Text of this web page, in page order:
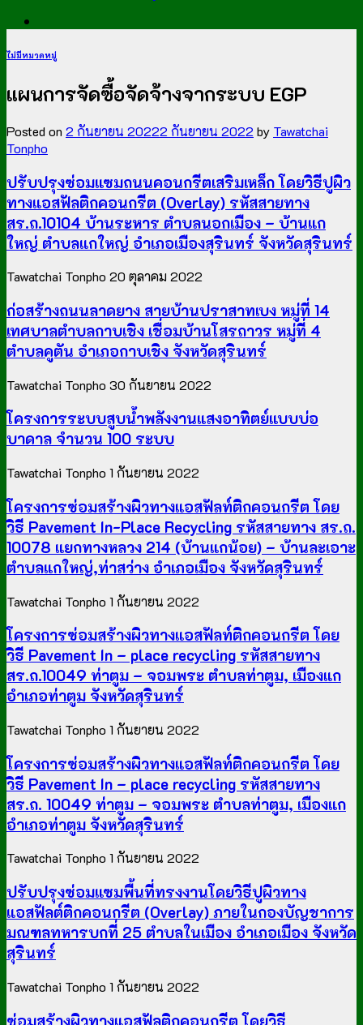
ไม่มีหมวดหมู่
แผนการจัดซื้อจัดจ้างจากระบบ EGP
Posted on 2 กันยายน 20222 กันยายน 2022 by Tawatchai
Tonpho
ปรับปรุงซ่อมแซมถนนคอนกรีตเสริมเหล็ก โดยวิธีปูผิว
ทางแอสฟัลติกคอนกรีต (Overlay) รหัสสายทาง
สร.ถ.10104 บ้านระหาร ตำบลนอกเมือง – บ้านแก
ใหญ่ ตำบลแกใหญ่ อำเภอเมืองสุรินทร์ จังหวัดสุรินทร์
Tawatchai Tonpho 20 ตุลาคม 2022
ก่อสร้างถนนลาดยาง สายบ้านปราสาทเบง หมู่ที่ 14
เทศบาลตำบลกาบเชิง เชื่อมบ้านโสรถาวร หมู่ที่ 4
ตำบลคูตัน อำเภอกาบเชิง จังหวัดสุรินทร์
Tawatchai Tonpho 30 กันยายน 2022
โครงการระบบสูบน้ำพลังงานแสงอาทิตย์แบบบ่อ
บาดาล จำนวน 100 ระบบ
Tawatchai Tonpho 1 กันยายน 2022
โครงการซ่อมสร้างผิวทางแอสฟัลท์ติกคอนกรีต โดย
วิธี Pavement In-Place Recycling รหัสสายทาง สร.ถ.
10078 แยกทางหลวง 214 (บ้านแกน้อย) – บ้านละเอาะ
ตำบลแกใหญ่,ท่าสว่าง อำเภอเมือง จังหวัดสุรินทร์
Tawatchai Tonpho 1 กันยายน 2022
โครงการซ่อมสร้างผิวทางแอสฟัลท์ติกคอนกรีต โดย
วิธี Pavement In – place recycling รหัสสายทาง
สร.ถ.10049 ท่าตูม – จอมพระ ตำบลท่าตูม, เมืองแก
อำเภอท่าตูม จังหวัดสุรินทร์
Tawatchai Tonpho 1 กันยายน 2022
โครงการซ่อมสร้างผิวทางแอสฟัลท์ติกคอนกรีต โดย
วิธี Pavement In – place recycling รหัสสายทาง
สร.ถ. 10049 ท่าตูม – จอมพระ ตำบลท่าตูม, เมืองแก
อำเภอท่าตูม จังหวัดสุรินทร์
Tawatchai Tonpho 1 กันยายน 2022
ปรับปรุงซ่อมแซมพื้นที่ทรงงานโดยวิธีปูผิวทาง
แอสฟัลต์ติกคอนกรีต (Overlay) ภายในกองบัญชาการ
มณฑลทหารบกที่ 25 ตำบลในเมือง อำเภอเมือง จังหวัด
สุรินทร์
Tawatchai Tonpho 1 กันยายน 2022
ซ่อมสร้างผิวทางแอสฟัลติกคอนกรีต โดยวิธี